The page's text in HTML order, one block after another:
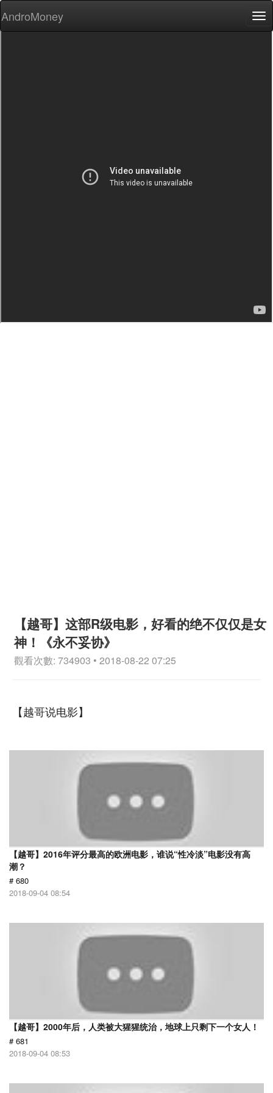
AndroMoney
【越哥】这部R级电影，好看的绝不仅仅是女
神！《永不妥协》
觀看次數: 734903 • 2018-08-22 07:25
【越哥说电影】
【越哥】2016年评分最高的欧洲电影，谁说“性冷淡”电影没有高
潮？
# 680
2018-09-04 08:54
【越哥】2000年后，人类被大猩猩统治，地球上只剩下一个女人！
# 681
2018-09-04 08:53